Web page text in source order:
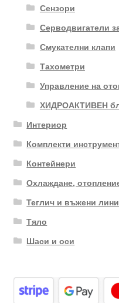
Сензори
Серводвигатели
Смукателни клапи
Тахометри
Управление на
ХИДРОАКТИВЕН
Интериор
Комплекти
Контейнери
Охлаждане,
Теглич и въжени
Тяло
Шаси и оси